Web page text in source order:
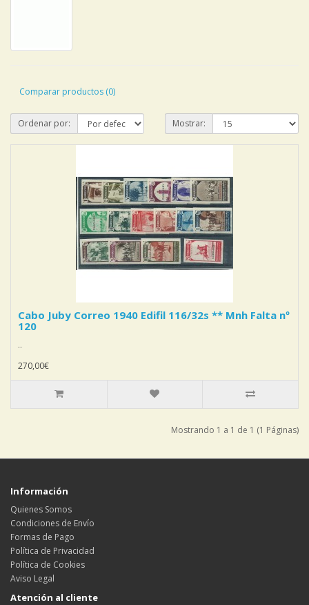
Comparar productos (0)
Ordenar por: Mostrar:
Cabo Juby Correo 1940 Edifil 116/32s ** Mnh Falta nº
120
..
270,00€
Mostrando 1 a 1 de 1 (1 Páginas)
Información
Quienes Somos
Condiciones de Envío
Formas de Pago
Política de Privacidad
Política de Cookies
Aviso Legal
Atención al cliente